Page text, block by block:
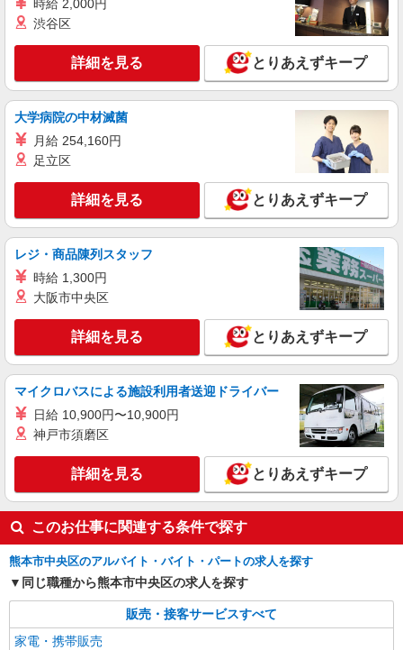
株式会社シエロ
人気機種に詳しくなれる携帯販売
【Y!mobile】
時給1400円〜1450円（経験・能力による） ※
残業代支給 ★交通費別途支給（規定あり） ゜
+゜・。○。・゜+゜・。○。・゜+゜ 入社祝い金10
万円支給(規定有) お友達を紹介頂くと, インセンテ
有）★ ゜・。○。・゜+゜・。○。・゜+゜
熊本県熊本市中央区の家電量販店
キープ 詳細を見る
紹介予定派遣
株式会社シエロ
携帯販売スタッフ【Y!mobile】
時給1400円〜1450円（経験・能力による） ※
残業代支給 ★交通費別途支給（規定あり） ゜
+゜・。○。・゜+゜・。○。・゜+゜ 入社祝い金10
有）★ ゜・。○。・゜+゜・。○。・゜+゜
熊本県熊本市中央区の家電量販店
キープ 詳細を見る
紹介予定派遣
株式会社シエロ
【docomo】の携帯販売スタッフ
時給1200円〜1400円（経験・能力による） ※
残業代支給 ★交通費別途支給（規定あり） ゜
+゜・。○。・゜+゜・。○。・゜+゜ 入社祝い金10
万円支給(規定有) お友達を紹介頂くと, インセンテ
ィブ支給(規定有) ★月2回払い・週払い可能（規程
有）★ ゜・。○。・゜+゜・。○。・゜+゜
熊本県熊本市中央区のdocomoショップ
詳細を見る
時給 2,000円
渋谷区
詳細を見る とりあえずキープ
大学病院の中材滅菌
月給 254,160円
足立区
詳細を見る とりあえずキープ
レジ・商品陳列スタッフ
時給 1,300円
大阪市中央区
詳細を見る とりあえずキープ
マイクロバスによる施設利用者送迎ドライバー
日給 10,900円〜10,900円
神戸市須磨区
詳細を見る とりあえずキープ
このお仕事に関連する条件で探す
熊本市中央区のアルバイト・バイト・パートの求人を探す
同じ職種から熊本市中央区の求人を探す
販売・接客サービスすべて
家電・携帯販売